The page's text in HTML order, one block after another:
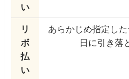
い
リ
ボ
払
い
あらかじめ指定し
日に引き落